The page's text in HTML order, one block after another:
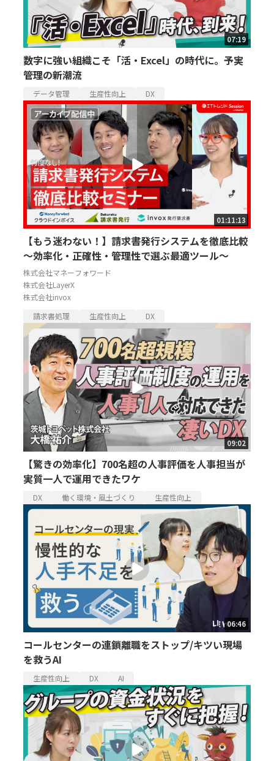
07:19
数字に強い組織こそ「活・Excel」の時代に。予実
管理の新潮流
データ管理 生産性向上 DX
01:11:13
【もう迷わない！】請求書発行システムを徹底比較
～効率化・正確性・管理性で選ぶ最適ツール～
株式会社マネーフォワード
株式会社LayerX
株式会社invox
請求書処理
生産性向上 DX
09:02
【驚きの効率化】700名超の人事評価を人事担当が
実質一人で運用できたワケ
DX 働く環境・風土づくり 生産性向上
06:46
コールセンターの連鎖離職をストップ/キツい現場
を救うAI
生産性向上 DX AI